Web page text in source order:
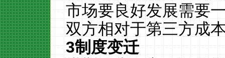
市场要良好发展需要
双方相对于第三方成
3制度变迁